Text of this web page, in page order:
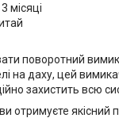
місяці
поворотний
на даху, цей
захистить всю
отримуєте якісний